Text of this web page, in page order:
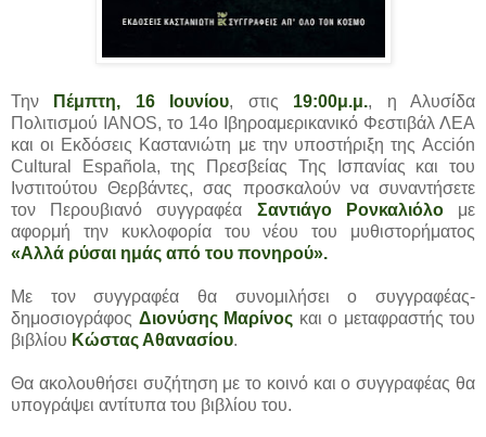
Την Πέμπτη, 16 Ιουνίου, στις 19:00μ.μ., η Αλυσίδα
Πολιτισμού IANOS, το 14ο Ιβηροαμερικανικό Φεστιβάλ ΛΕΑ
και οι Εκδόσεις Καστανιώτη με την υποστήριξη της Acción
Cultural Española, της Πρεσβείας Της Ισπανίας και του
Ινστιτούτου Θερβάντες, σας προσκαλούν να συναντήσετε
τον Περουβιανό συγγραφέα Σαντιάγο Ρονκαλιόλομε
αφορμή την κυκλοφορία του νέου του μυθιστορήματος
«Αλλά ρύσαι ημάς από του πονηρού».
Με τον συγγραφέα θα συνομιλήσει ο συγγραφέας-
δημοσιογράφος Διονύσης Μαρίνος και ο μεταφραστής του
βιβλίου Κώστας Αθανασίου.
Θα ακολουθήσει συζήτηση με το κοινό και ο συγγραφέας θα
υπογράψει αντίτυπα του βιβλίου του.